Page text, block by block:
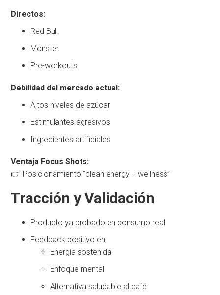
Directos:
Red Bull
Monster
Pre-workouts
Debilidad del mercado actual:
Altos niveles de azúcar
Estimulantes agresivos
Ingredientes artificiales
Ventaja Focus Shots:
👉 Posicionamiento “clean energy + wellness”
Tracción y Validación
Producto ya probado en consumo real
Feedback positivo en:
Energía sostenida
Enfoque mental
Alternativa saludable al café